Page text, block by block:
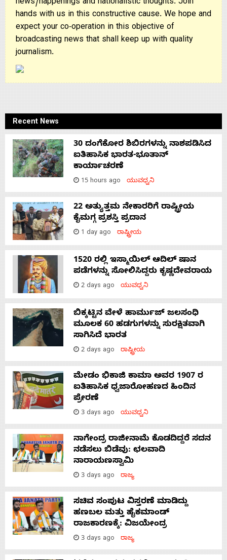
news/happenings and nationalistic thoughts. Join
hands with us in this constructive cause. We hope and
expect your co-operation in this objective of
broadcasting news that shall keep up with quality
journalism.
Recent News
30 ದಂಗೆಕೋರ ಶಿಬಿರಗಳನ್ನು ನಾಶಪಡಿಸಿದ
ಐತಿಹಾಸಿಕ ಭಾರತ-ಭೂತಾನ್
ಕಾರ್ಯಾಚರಣೆ
15 hours ago ಯುವಧ್ವನಿ
22 ಅತ್ಯುತ್ತಮ ನೇಕಾರರಿಗೆ ರಾಷ್ಟ್ರೀಯ
ಕೈಮಗ್ಗ ಪ್ರಶಸ್ತಿ ಪ್ರದಾನ
1 day ago ರಾಷ್ಟ್ರೀಯ
1520 ರಲ್ಲಿ ಇಸ್ಮಾಯಿಲ್ ಆದಿಲ್ ಷಾನ
ಪಡೆಗಳನ್ನು ಸೋಲಿಸಿದ್ದರು ಕೃಷ್ಣದೇವರಾಯ
2 days ago ಯುವಧ್ವನಿ
ಬಿಕ್ಕಟ್ಟಿನ ವೇಳೆ ಹಾರ್ಮುಜ್ ಜಲಸಂಧಿ
ಮೂಲಕ 60 ಹಡಗುಗಳನ್ನು ಸುರಕ್ಷಿತವಾಗಿ
ಸಾಗಿಸಿದೆ ಭಾರತ
2 days ago ರಾಷ್ಟ್ರೀಯ
ಮೇಡಂ ಭಿಕಾಜಿ ಕಾಮಾ ಅವರ 1907 ರ
ಐತಿಹಾಸಿಕ ಧ್ವಜಾರೋಹಣದ ಹಿಂದಿನ
ಪ್ರೇರಣೆ
3 days ago ಯುವಧ್ವನಿ
ನಾಗೇಂದ್ರ ರಾಜೀನಾಮೆ ಕೊಡದಿದ್ದರೆ ಸದನ
ನಡೆಸಲು ಬಿಡೆವು: ಛಲವಾದಿ
ನಾರಾಯಣಸ್ವಾಮಿ
3 days ago ರಾಜ್ಯ
ಸಚಿವ ಸಂಪುಟ ವಿಸ್ತರಣೆ ಮಾಡಿದ್ದು
ಹಣಬಲ ಮತ್ತು ಹೈಕಮಾಂಡ್
ರಾಜಕಾರಣಕ್ಕೆ: ವಿಜಯೇಂದ್ರ
3 days ago ರಾಜ್ಯ